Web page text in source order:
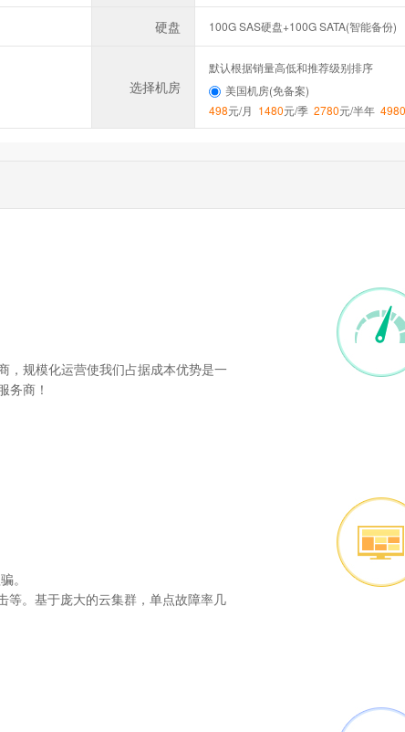
硬盘 100G SAS硬盘+100G SATA(智能备份)
选择机房
默认根据销量高低和推荐级别排序
美国机房(免备案)
498元/月 1480元/季 2780元/半年 4980
，规模化运营使我们占据成本优势是一
务商！
。
等。基于庞大的云集群，单点故障率几